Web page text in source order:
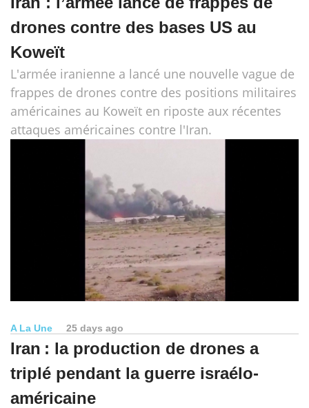
drones contre des bases US au
Koweït
L'armée iranienne a lancé une nouvelle vague de
frappes de drones contre des positions militaires
américaines au Koweït en riposte aux récentes
attaques américaines contre l'Iran.
A La Une 25 days ago
Iran : la production de drones a
triplé pendant la guerre israélo-
américaine